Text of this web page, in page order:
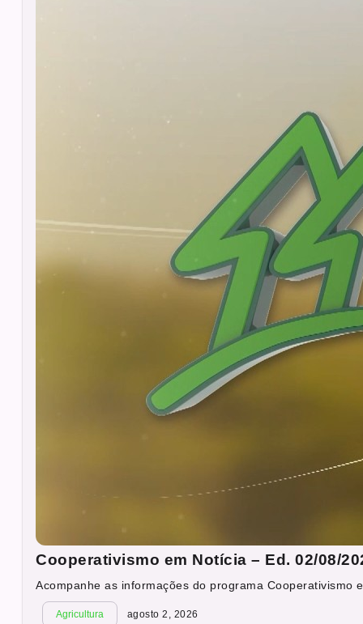
Cooperativismo em Notícia – Ed. 02/08/
Acompanhe as informações do programa Cooperativismo
Agricultura agosto 2, 2026